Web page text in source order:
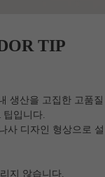
TIP
생산을 고집한 고품질
팁입니다.
사 디자인 형상으로 설
지 않습니다.